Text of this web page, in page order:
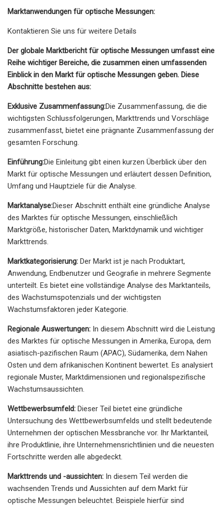
Marktanwendungen für optische Messungen:
Kontaktieren Sie uns für weitere Details
Der globale Marktbericht für optische Messungen umfasst eine
Reihe wichtiger Bereiche, die zusammen einen umfassenden
Einblick in den Markt für optische Messungen geben. Diese
Abschnitte bestehen aus:
Exklusive Zusammenfassung:Die Zusammenfassung, die die
wichtigsten Schlussfolgerungen, Markttrends und Vorschläge
zusammenfasst, bietet eine prägnante Zusammenfassung der
gesamten Forschung.
Einführung:Die Einleitung gibt einen kurzen Überblick über den
Markt für optische Messungen und erläutert dessen Definition,
Umfang und Hauptziele für die Analyse.
Marktanalyse:Dieser Abschnitt enthält eine gründliche Analyse
des Marktes für optische Messungen, einschließlich
Marktgröße, historischer Daten, Marktdynamik und wichtiger
Markttrends.
Marktkategorisierung: Der Markt ist je nach Produktart,
Anwendung, Endbenutzer und Geografie in mehrere Segmente
unterteilt. Es bietet eine vollständige Analyse des Marktanteils,
des Wachstumspotenzials und der wichtigsten
Wachstumsfaktoren jeder Kategorie.
Regionale Auswertungen: In diesem Abschnitt wird die Leistung
des Marktes für optische Messungen in Amerika, Europa, dem
asiatisch-pazifischen Raum (APAC), Südamerika, dem Nahen
Osten und dem afrikanischen Kontinent bewertet. Es analysiert
regionale Muster, Marktdimensionen und regionalspezifische
Wachstumsaussichten.
Wettbewerbsumfeld: Dieser Teil bietet eine gründliche
Untersuchung des Wettbewerbsumfelds und stellt bedeutende
Unternehmen der optischen Messbranche vor. Ihr Marktanteil,
ihre Produktlinie, ihre Unternehmensrichtlinien und die neuesten
Fortschritte werden alle abgedeckt.
Markttrends und -aussichten: In diesem Teil werden die
wachsenden Trends und Aussichten auf dem Markt für
optische Messungen beleuchtet. Beispiele hierfür sind